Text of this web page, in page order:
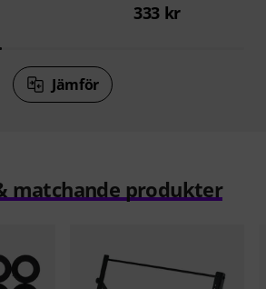
333 kr
Jämför
matchande produkter